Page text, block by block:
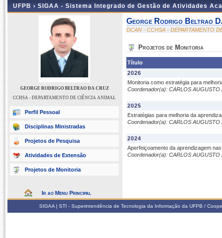
UFPB › SIGAA - Sistema Integrado de Gestão de Atividades
GEORGE RODRIGO BELTRAO DA CRUZ
CCHSA - DEPARTAMENTO DE CIÊNCIA ANIMAL
Perfil Pessoal
Disciplinas Ministradas
Projetos de Pesquisa
Atividades de Extensão
Projetos de Monitoria
Ir ao Menu Principal
George Rodrigo Beltrao
DCAN - CCHSA - DEPARTAMENTO
Projetos de Monitoria
Título
2026
Monitoria como estratégia para
Coordenador(a): CARLOS AUGUSTO
2025
Estratégias para melhoria da
Coordenador(a): CARLOS AUGUSTO
2024
Aperfeiçoamento da aprendizagem
Coordenador(a): CARLOS AUGUSTO
SIGAA | STI - Superintendência de Tecnologia da Informação da UFPB /